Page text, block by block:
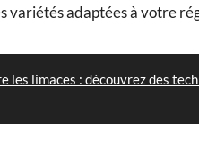
variétés adaptées à votre
les limaces : découvrez des